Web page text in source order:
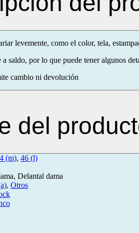
levemente, como el color, tela,
saldo, por lo que puede tener algunos
cambio ni devolución
del
(m), 46 (l)
Delantal dama
, Otros